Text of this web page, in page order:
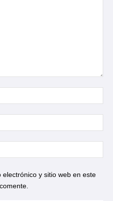
y sitio web en este